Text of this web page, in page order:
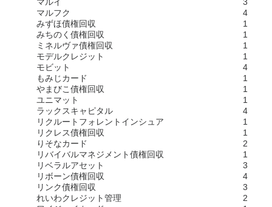
マルイ
3
マルフク
4
みずほ債権回収
1
みちのく債権回収
1
ミネルヴァ債権回収
1
モデルクレジット
1
モビット
4
もみじカード
1
やまびこ債権回収
1
ユニマット
1
ラックスキャピタル
4
リクルートフォレントインシュア
1
リクレス債権回収
1
りそなカード
2
リバイバルマネジメント債権回収
1
リベラルアセット
3
リボーン債権回収
4
リンク債権回収
3
れいわクレジット管理
2